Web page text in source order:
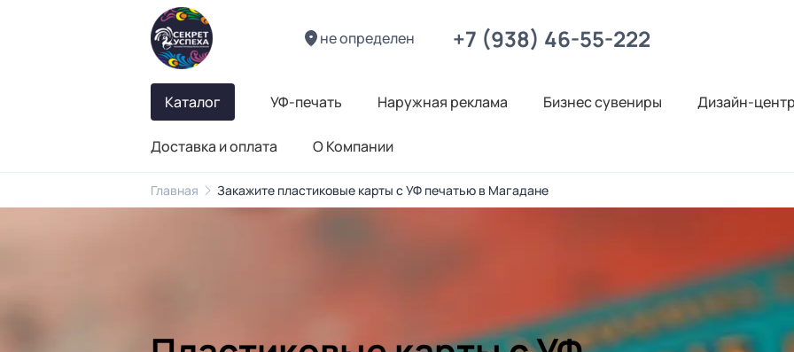
не определен +7 (938) 46-55-222
Каталог УФ-печать Наружная реклама Бизнес сувениры Дизайн-
Доставка и оплата О Компании
Главная Закажите пластиковые карты с УФ печатью в Магадане